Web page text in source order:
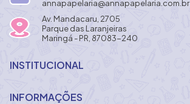
annapapelaria@annapapelaria.com.br
Av. Mandacaru, 2705
Parque das Laranjeiras
Maringá - PR, 87083-240
INSTITUCIONAL
INFORMAÇÕES